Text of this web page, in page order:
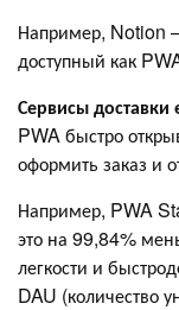
Например, Notion
доступный как
Сервисы доставки
PWA быстро
оформить заказ и
Например, PWA
это на 99,84%
легкости и
DAU (количество